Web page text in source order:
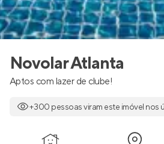
Novolar Atlanta
Aptos com lazer de clube!
+300 pessoas viram este imóvel nos